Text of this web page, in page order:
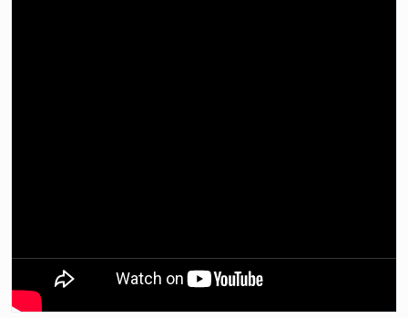
Meer videos